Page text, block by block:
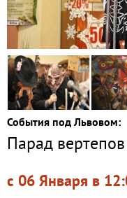
События под Львовом:
Парад
с 06 Января в